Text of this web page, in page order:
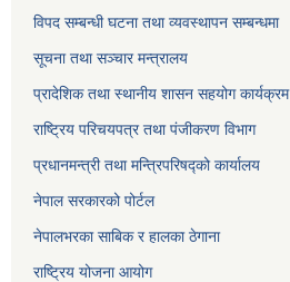
विपद सम्बन्धी घटना तथा व्यवस्थापन सम्बन्धमा
सूचना तथा सञ्चार मन्त्रालय
प्रादेशिक तथा स्थानीय शासन सहयोग कार्यक्रम
राष्ट्रिय परिचयपत्र तथा पंजीकरण विभाग
प्रधानमन्त्री तथा मन्त्रिपरिषद्को कार्यालय
नेपाल सरकारको पोर्टल
नेपालभरका साबिक र हालका ठेगाना
राष्ट्रिय योजना आयोग